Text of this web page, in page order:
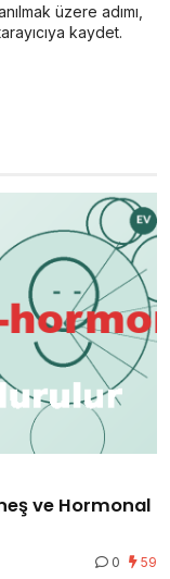
üzere adımı,
kaydet.
ve Hormonal
0 59